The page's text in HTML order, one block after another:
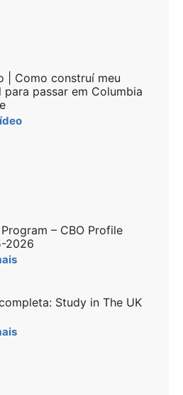
| Como construí meu
para passar em Columbia
– CBO Profile
2026
Study in The UK